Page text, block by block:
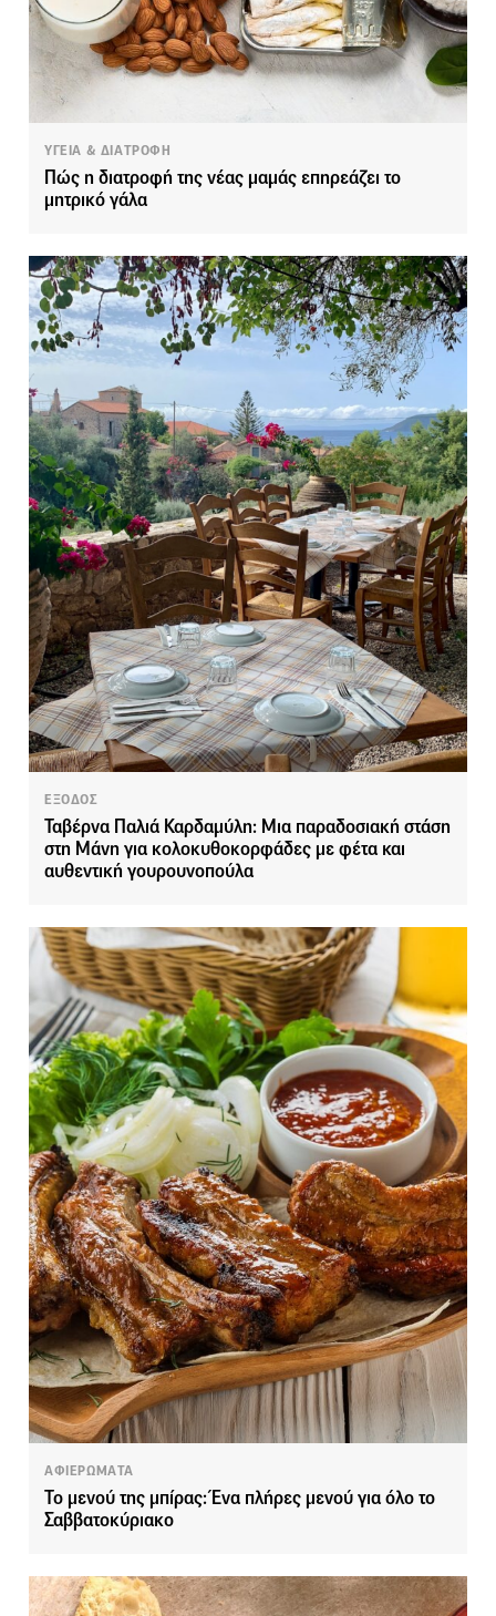
ΥΓΕΙΑ & ΔΙΑΤΡΟΦΗ
Πώς η διατροφή της νέας μαμάς επηρεάζει το
μητρικό γάλα
ΕΞΟΔΟΣ
Ταβέρνα Παλιά Καρδαμύλη: Μια παραδοσιακή στάση
στη Μάνη για κολοκυθοκορφάδες με φέτα και
αυθεντική γουρουνοπούλα
ΑΦΙΕΡΩΜΑΤΑ
Το μενού της μπίρας: Ένα πλήρες μενού για όλο το
Σαββατοκύριακο